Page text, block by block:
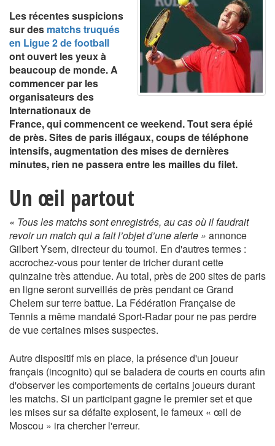
Les récentes suspicions
sur des matchs truqués
en Ligue 2 de football
ont ouvert les yeux à
beaucoup de monde. A
commencer par les
organisateurs des
Internationaux de
France, qui commencent ce weekend. Tout sera épié
de près. Sites de paris illégaux, coups de téléphone
intensifs, augmentation des mises de dernières
minutes, rien ne passera entre les mailles du filet.
Un œil partout
« Tous les matchs sont enregistrés, au cas où il faudrait
revoir un match qui a fait l’objet d’une alerte » annonce
Gilbert Ysern, directeur du tournoi. En d'autres termes :
accrochez-vous pour tenter de tricher durant cette
quinzaine très attendue. Au total, près de 200 sites de paris
en ligne seront surveillés de près pendant ce Grand
Chelem sur terre battue. La Fédération Française de
Tennis a même mandaté Sport-Radar pour ne pas perdre
de vue certaines mises suspectes.
Autre dispositif mis en place, la présence d'un joueur
français (incognito) qui se baladera de courts en courts afin
d'observer les comportements de certains joueurs durant
les matchs. Si un participant gagne le premier set et que
les mises sur sa défaite explosent, le fameux « œil de
Moscou » ira chercher l'erreur.